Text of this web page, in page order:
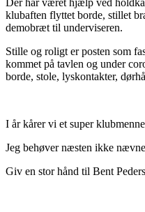
Der har været hjælp ved
klubaften flyttet borde, stillet
demobræt til underviseren.
Stille og roligt er posten som
kommet på tavlen og under
borde, stole, lyskontakter,
I år kårer vi et super
Jeg behøver næsten ikke
Giv en stor hånd til Bent